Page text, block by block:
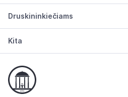
Druskininkiečiams
Kita